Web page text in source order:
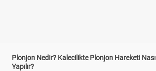
Plonjon Nedir? Kalecilikte Plonjon Hareketi Nasıl
Yapılır?